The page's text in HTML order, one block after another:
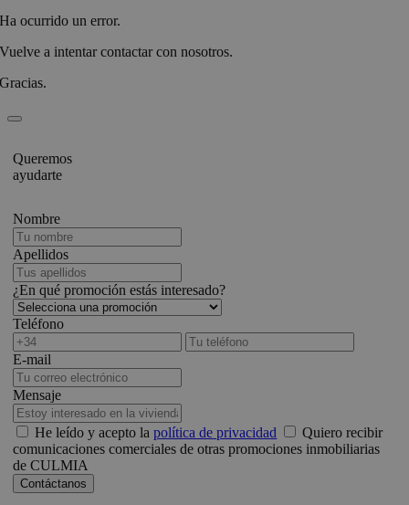
Ha ocurrido un error.
Vuelve a intentar contactar con nosotros.
Gracias.
Queremos
ayudarte
Nombre
Apellidos
¿En qué promoción estás interesado?
Teléfono
E-mail
Mensaje
He leído y acepto lapolítica de privacidad
Quiero recibir
comunicaciones comerciales de otras promociones inmobiliarias
de CULMIA